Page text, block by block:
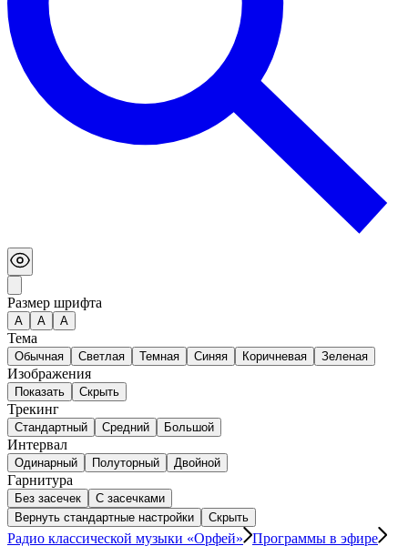
Размер шрифта
А A A
Тема
Обычная Светлая Темная Синяя Коричневая Зеленая
Изображения
Показать Скрыть
Трекинг
Стандартный Средний Большой
Интервал
Одинарный Полуторный Двойной
Гарнитура
Без засечек
С засечками
Вернуть стандартные настройки
Скрыть
Радио классической музыки «Орфей»
Программы в эфире